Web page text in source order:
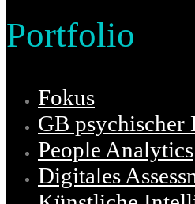
Portfolio
Fokus
GB psychischer
People Analytics
Digitales